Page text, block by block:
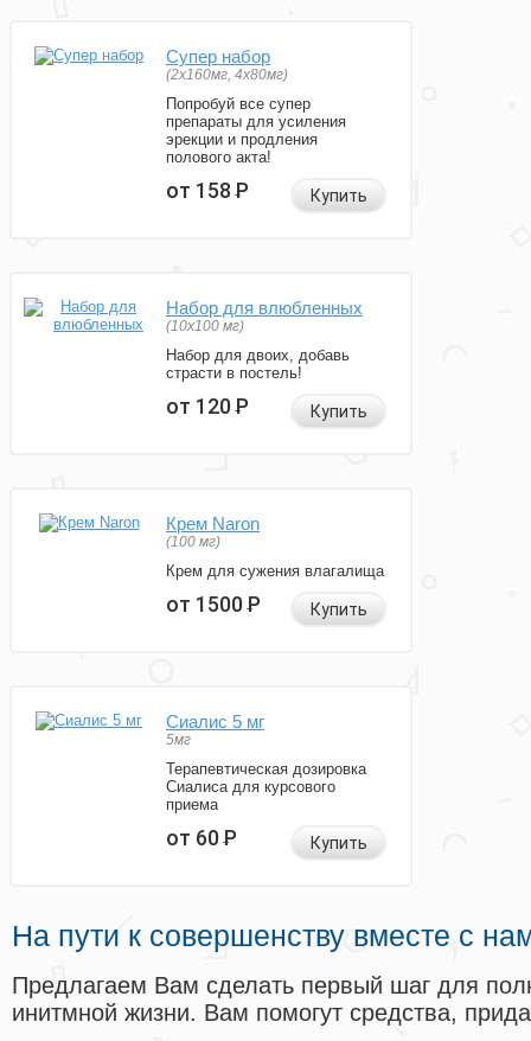
Супер набор
(2х160мг, 4х80мг)
Попробуй все супер
препараты для усиления
эрекции и продления
полового акта!
от 158Р Купить
Набор для влюбленных
(10х100 мг)
Набор для двоих, добавь
страсти в постель!
от 120Р Купить
Крем Naron
(100 мг)
Крем для сужения влагалища
от 1500Р Купить
Сиалис 5 мг
5мг
Терапевтическая дозировка
Сиалиса для курсового
приема
от 60Р Купить
На пути к совершенству вместе с
Предлагаем Вам сделать первый шаг для
инитмной жизни. Вам помогут средства,